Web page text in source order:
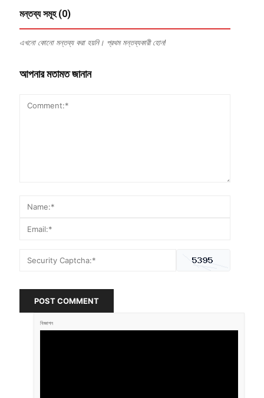
মন্তব্য সমূহ (0)
এখনো কোনো মন্তব্য করা হয়নি। প্রথম মন্তব্যকারী হোন!
আপনার মতামত জানান
POST COMMENT
বিজ্ঞাপন